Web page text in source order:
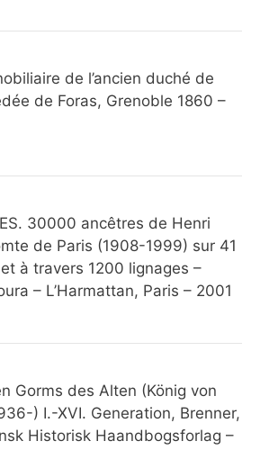
de l’ancien duché de
de Foras, Grenoble 1860 –
30000 ancêtres de Henri
de Paris (1908-1999) sur 41
à travers 1200 lignages –
– L’Harmattan, Paris – 2001
Gorms des Alten (König von
) I.-XVI. Generation, Brenner,
Historisk Haandbogsforlag –